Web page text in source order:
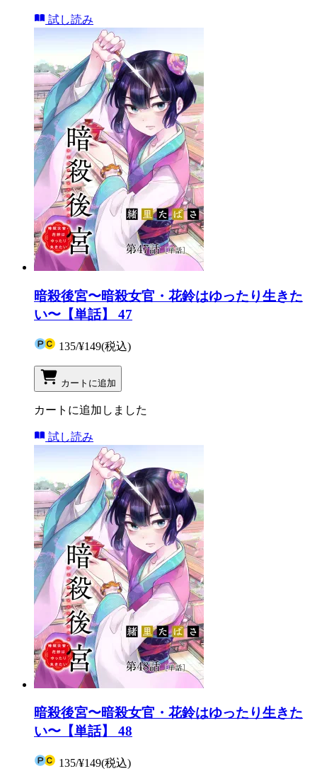
試し読み
暗殺後宮〜暗殺女官・花鈴はゆったり生きた
い〜【単話】 47
135/¥149(税込)
カートに追加
カートに追加しました
試し読み
暗殺後宮〜暗殺女官・花鈴はゆったり生きた
い〜【単話】 48
135/¥149(税込)